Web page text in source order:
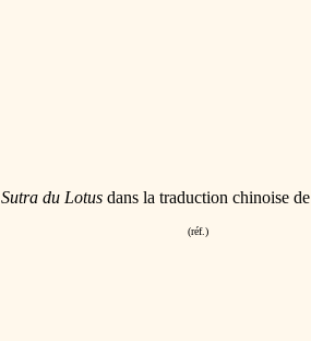
Sutra du Lotus dans la traduction chinoise de
(réf.)